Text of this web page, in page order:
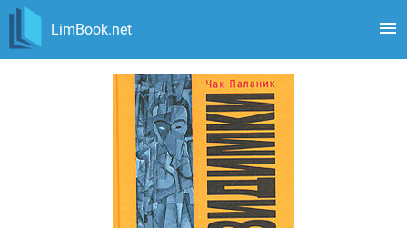
LimBook.net